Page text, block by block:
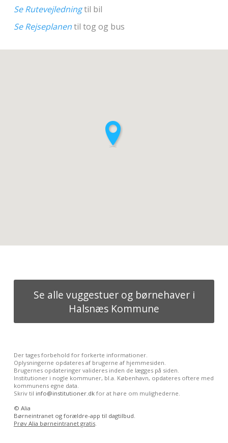
Se Rutevejledningtil bil
Se Rejseplanentil tog og bus
Se alle vuggestuer og børnehaver i
Halsnæs Kommune
Der tages forbehold for forkerte informationer.
Oplysningerne opdateres af brugerne af hjemmesiden.
Brugernes opdateringer valideres inden de lægges på siden.
Institutioner i nogle kommuner, bl.a. København, opdateres oftere med
kommunens egne data.
Skriv til info@institutioner.dkfor at høre om mulighederne.
© Alia
Børneintranet og forældre-app til dagtilbud.
Prøv Alia børneintranet gratis.